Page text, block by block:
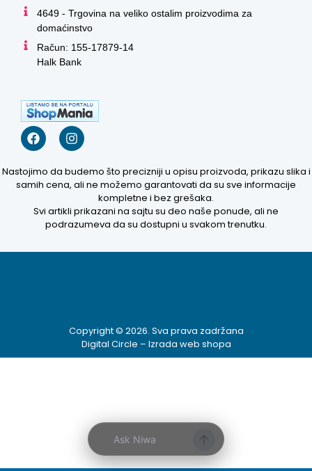
4649 - Trgovina na veliko ostalim proizvodima za
domaćinstvo
Račun: 155-17879-14
Halk Bank
Nastojimo da budemo što precizniji u opisu proizvoda, prikazu slika i
samih cena, ali ne možemo garantovati da su sve informacije
kompletne i bez grešaka.
Svi artikli prikazani na sajtu su deo naše ponude, ali ne
podrazumeva da su dostupni u svakom trenutku.
Copyright © 2026. Sva prava zadržana
Digital Circle – Izrada web shopa
Ask Niwa